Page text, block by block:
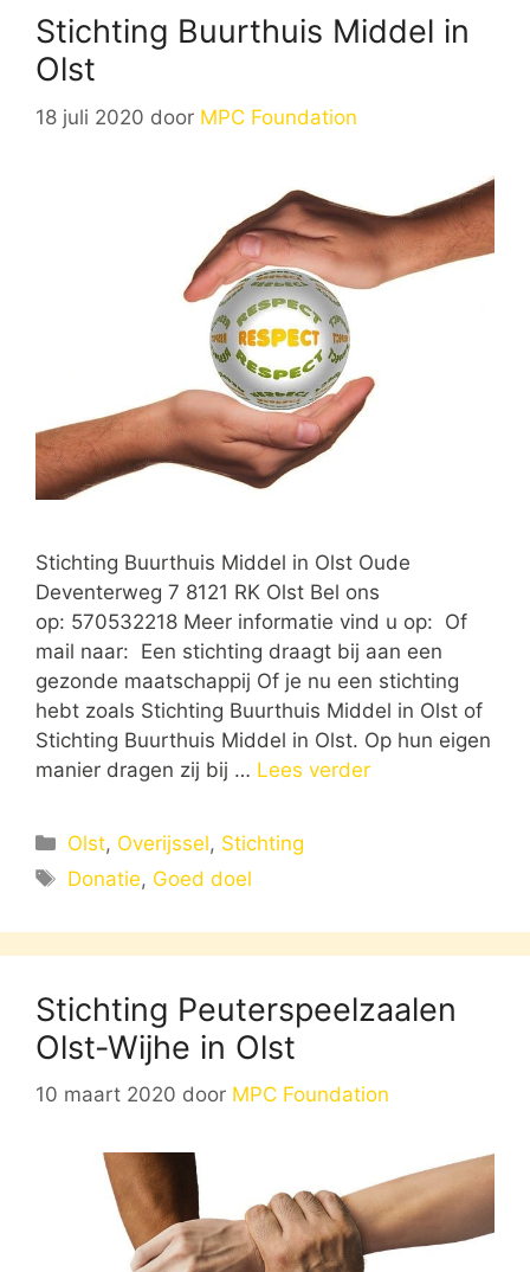
Stichting Buurthuis Middel in
Olst
18 juli 2020 door MPC Foundation
Stichting Buurthuis Middel in Olst Oude
Deventerweg 7 8121 RK Olst Bel ons
op: 570532218 Meer informatie vind u op: Of
mail naar: Een stichting draagt bij aan een
gezonde maatschappij Of je nu een stichting
hebt zoals Stichting Buurthuis Middel in Olst of
Stichting Buurthuis Middel in Olst. Op hun eigen
manier dragen zij bij … Lees verder
Categorieën
Olst, Overijssel, Stichting
Tags
Donatie, Goed doel
Stichting Peuterspeelzaalen
Olst-Wijhe in Olst
10 maart 2020 door MPC Foundation